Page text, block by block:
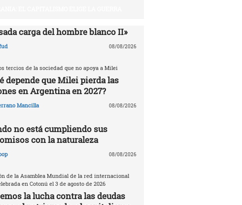
carga del hombre blanco II»
08/08/2026
tercios de la sociedad que no apoya a Milei
depende que Milei pierda las
en Argentina en 2027?
Mancilla 08/08/2026
no está cumpliendo sus
con la naturaleza
08/08/2026
de la Asamblea Mundial de la red internacional
en Cotonú el 3 de agosto de 2026
la lucha contra las deudas